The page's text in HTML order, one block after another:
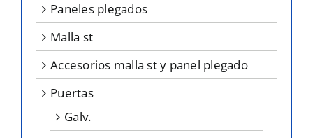
paneles plegados
malla st
accesorios malla st y panel plegado
puertas
galv.